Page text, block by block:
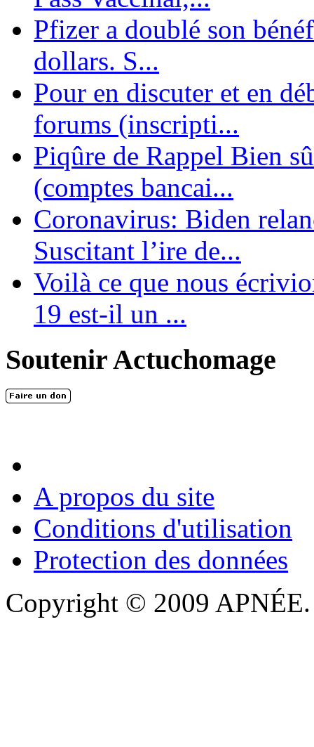
Pfizer a doublé son
dollars. S...
Pour en discuter et en
forums (inscripti...
Piqûre de Rappel Bien
(comptes bancai...
Coronavirus: Biden
Suscitant l’ire de...
Voilà ce que nous
19 est-il un ...
Soutenir Actuchomage
A propos du site
Conditions d'utilisation
Protection des données
Copyright © 2009 APNÉE.